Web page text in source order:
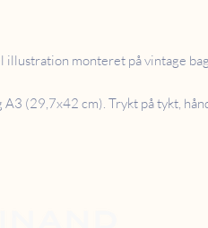
illustration monteret på vintage
(29,7x42 cm). Trykt på tykt,